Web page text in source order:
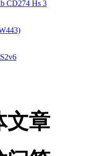
CD274 Hs 3
文章